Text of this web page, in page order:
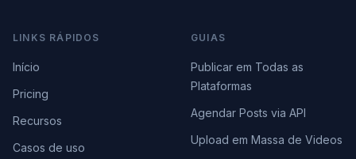
LINKS RÁPIDOS
Início
Pricing
Recursos
Casos de uso
GUIAS
Publicar em Todas as
Plataformas
Agendar Posts via API
Upload em Massa de Videos